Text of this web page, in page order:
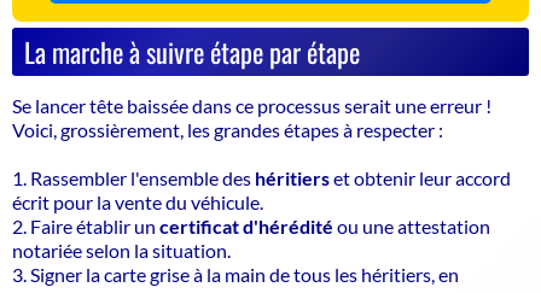
La marche à suivre étape par étape
Se lancer tête baissée dans ce processus serait une erreur !
Voici, grossièrement, les grandes étapes à respecter :
Rassembler l'ensemble des héritierset obtenir leur accord
écrit pour la vente du véhicule.
Faire établir un certificat d'hérédité ou une attestation
notariée selon la situation.
Signer la carte grise à la main de tous les héritiers, en